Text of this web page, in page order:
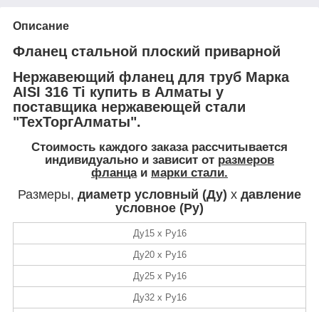
Описание
Фланец стальной плоский приварной
Нержавеющий фланец для труб Марка
AISI 316 Ti купить в Алматы у
поставщика нержавеющей стали
"ТехТоргАлматы".
Стоимость каждого заказа рассчитывается
индивидуально и зависит от размеров
фланцаи марки стали.
Размеры, диаметр условный (Ду) х давление
условное (Ру)
Ду15 х Ру16
Ду20 х Ру16
Ду25 х Ру16
Ду32 х Ру16